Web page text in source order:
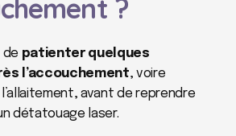
?
de patienter quelques
l’accouchement, voire
avant de reprendre
détatouage laser.